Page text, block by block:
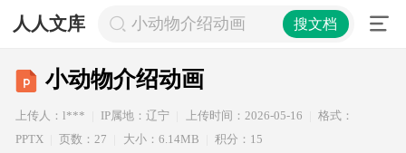
人人文库 小动物介绍动画 搜文档
小动物介绍动画
上传人：l*** IP属地：辽宁 上传时间：2026-05-16
格式：
PPTX
页数：27 大小：6.14MB 积分：15